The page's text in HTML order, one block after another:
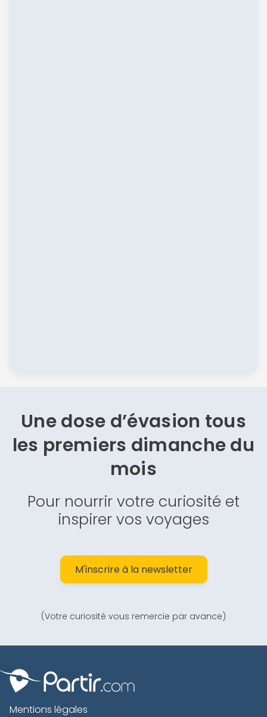
Une dose d’évasion tous
les premiers dimanche du
mois
Pour nourrir votre curiosité et
inspirer vos voyages
M'inscrire à la newsletter
(Votre curiosité vous remercie par avance)
Mentions légales